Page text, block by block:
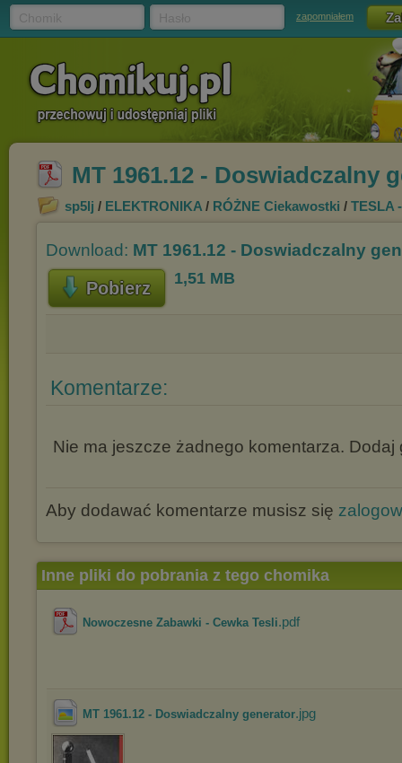
zapomniałem
MT 1961.12 - Doswiadczalny
sp5lj / ELEKTRONIKA / RÓŻNE Ciekawostki / TESLA
Download: MT 1961.12 - Doswiadczalny
Pobierz 1,51 MB
Komentarze:
Nie ma jeszcze żadnego komentarza. Dodaj
Aby dodawać komentarze musisz się
Inne pliki do pobrania z tego chomika
Nowoczesne Zabawki - Cewka Tesli.pdf
MT 1961.12 - Doswiadczalny generator.jpg